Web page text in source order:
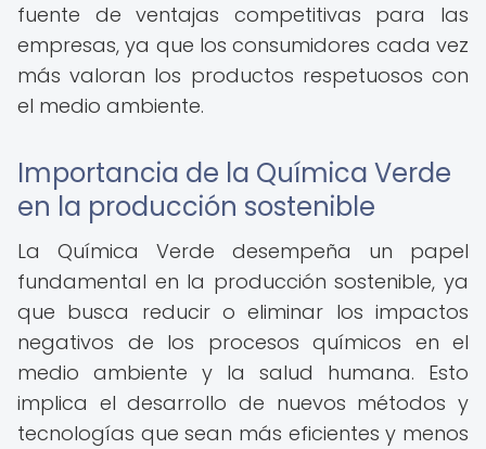
fuente de ventajas competitivas para las
empresas, ya que los consumidores cada vez
más valoran los productos respetuosos con
el medio ambiente.
Importancia de la Química Verde
en la producción sostenible
La Química Verde desempeña un papel
fundamental en la producción sostenible, ya
que busca reducir o eliminar los impactos
negativos de los procesos químicos en el
medio ambiente y la salud humana. Esto
implica el desarrollo de nuevos métodos y
tecnologías que sean más eficientes y menos